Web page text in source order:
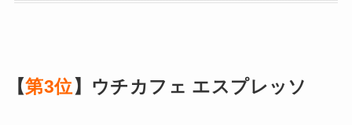
【第3位 】ウチカフェ エスプレッソ